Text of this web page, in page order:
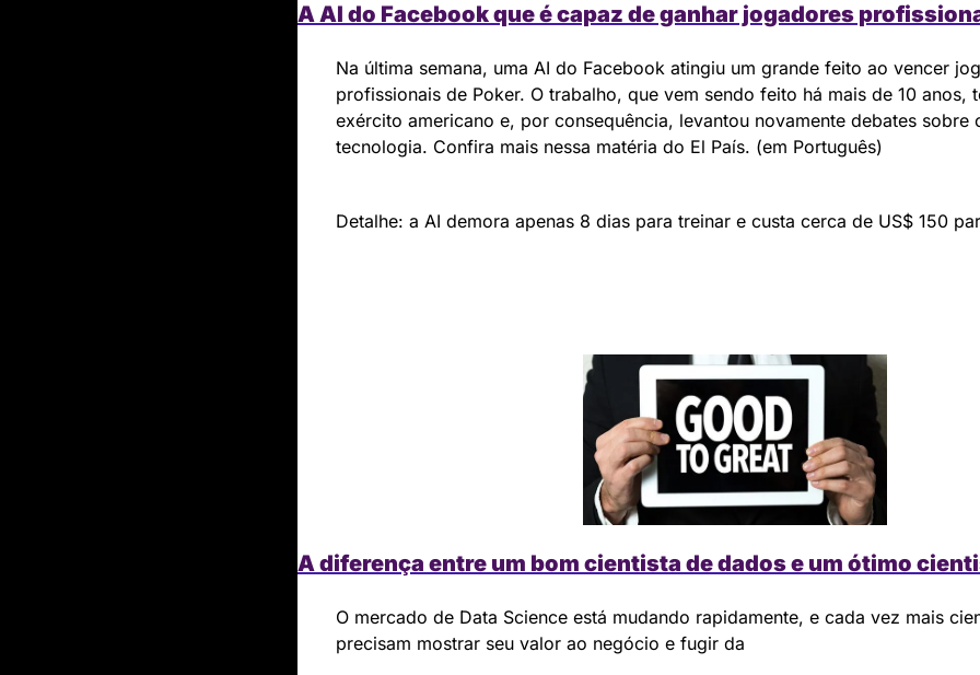
A AI do Facebook que é capaz de ganhar jogadores
Na última semana, uma AI do Facebook atingiu um grande feito ao vencer
profissionais de Poker. O trabalho, que vem sendo feito há mais de 10 anos,
exército americano e, por consequência, levantou novamente debates sobre
tecnologia. Confira mais nessa matéria do El País. (em Português)
Detalhe: a AI demora apenas 8 dias para treinar e custa cerca de US$ 150
A diferença entre um bom cientista de dados e um ótimo
O mercado de Data Science está mudando rapidamente, e cada vez mais
precisam mostrar seu valor ao negócio e fugir da